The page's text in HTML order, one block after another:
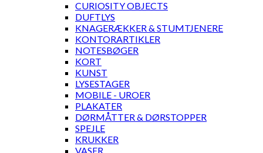
CURIOSITY OBJECTS
DUFTLYS
KNAGERÆKKER & STUMTJENERE
KONTORARTIKLER
NOTESBØGER
KORT
KUNST
LYSESTAGER
MOBILE - UROER
PLAKATER
DØRMÅTTER & DØRSTOPPER
SPEJLE
KRUKKER
VASER